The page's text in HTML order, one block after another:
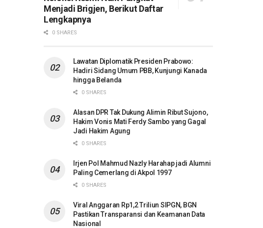
Menjadi Brigjen, Berikut Daftar
Lengkapnya
0 SHARES
Lawatan Diplomatik Presiden Prabowo:
Hadiri Sidang Umum PBB, Kunjungi Kanada
hingga Belanda
0 SHARES
Alasan DPR Tak Dukung Alimin Ribut Sujono,
Hakim Vonis Mati Ferdy Sambo yang Gagal
Jadi Hakim Agung
0 SHARES
Irjen Pol Mahmud Nazly Harahap jadi Alumni
Paling Cemerlang di Akpol 1997
0 SHARES
Viral Anggaran Rp1,2 Triliun SIPGN, BGN
Pastikan Transparansi dan Keamanan Data
Nasional